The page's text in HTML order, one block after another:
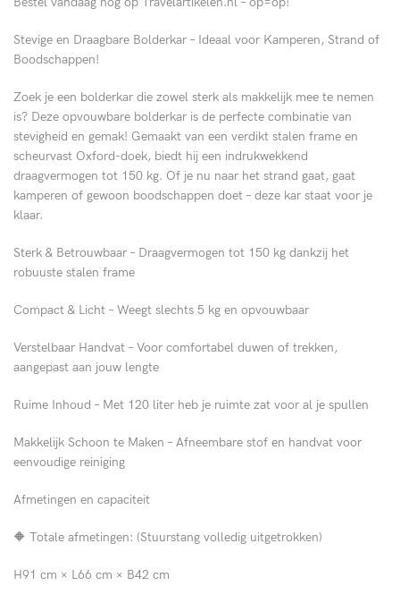
Stevige en Draagbare Bolderkar – Ideaal voor Kamperen, Strand of
Boodschappen!
Zoek je een bolderkar die zowel sterk als makkelijk mee te nemen
is? Deze opvouwbare bolderkar is de perfecte combinatie van
stevigheid en gemak! Gemaakt van een verdikt stalen frame en
scheurvast Oxford-doek, biedt hij een indrukwekkend
draagvermogen tot 150 kg. Of je nu naar het strand gaat, gaat
kamperen of gewoon boodschappen doet – deze kar staat voor je
klaar.
Sterk & Betrouwbaar – Draagvermogen tot 150 kg dankzij het
robuuste stalen frame
Compact & Licht – Weegt slechts 5 kg en opvouwbaar
Verstelbaar Handvat – Voor comfortabel duwen of trekken,
aangepast aan jouw lengte
Ruime Inhoud – Met 120 liter heb je ruimte zat voor al je spullen
Makkelijk Schoon te Maken – Afneembare stof en handvat voor
eenvoudige reiniging
Afmetingen en capaciteit
🔶 Totale afmetingen: (Stuurstang volledig uitgetrokken)
H91 cm × L66 cm × B42 cm